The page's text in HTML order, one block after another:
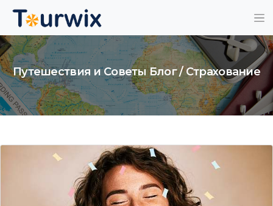
Путешествия и Советы Блог / Страхование